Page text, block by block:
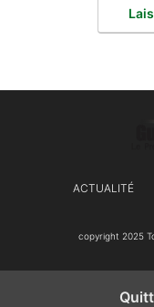
ACTUALITÉ
copyright 2025